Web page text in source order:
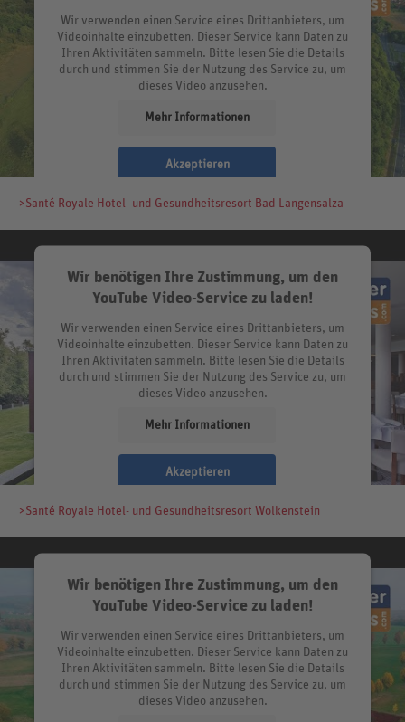
Wir verwenden einen Service eines Drittanbieters, um
Videoinhalte einzubetten. Dieser Service kann Daten zu
Ihren Aktivitäten sammeln. Bitte lesen Sie die Details
durch und stimmen Sie der Nutzung des Service zu, um
dieses Video anzusehen.
Mehr Informationen
Akzeptieren
>Santé Royale Hotel- und Gesundheitsresort Bad Langensalza
Wir benötigen Ihre Zustimmung, um den
YouTube Video-Service zu laden!
Wir verwenden einen Service eines Drittanbieters, um
Videoinhalte einzubetten. Dieser Service kann Daten zu
Ihren Aktivitäten sammeln. Bitte lesen Sie die Details
durch und stimmen Sie der Nutzung des Service zu, um
dieses Video anzusehen.
Mehr Informationen
Akzeptieren
>Santé Royale Hotel- und Gesundheitsresort Wolkenstein
Wir benötigen Ihre Zustimmung, um den
YouTube Video-Service zu laden!
Wir verwenden einen Service eines Drittanbieters, um
Videoinhalte einzubetten. Dieser Service kann Daten zu
Ihren Aktivitäten sammeln. Bitte lesen Sie die Details
durch und stimmen Sie der Nutzung des Service zu, um
dieses Video anzusehen.